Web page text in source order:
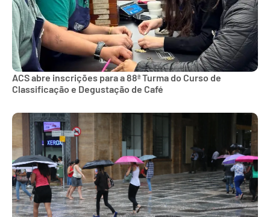
ACS abre inscrições para a 88ª Turma do Curso de
Classificação e Degustação de Café